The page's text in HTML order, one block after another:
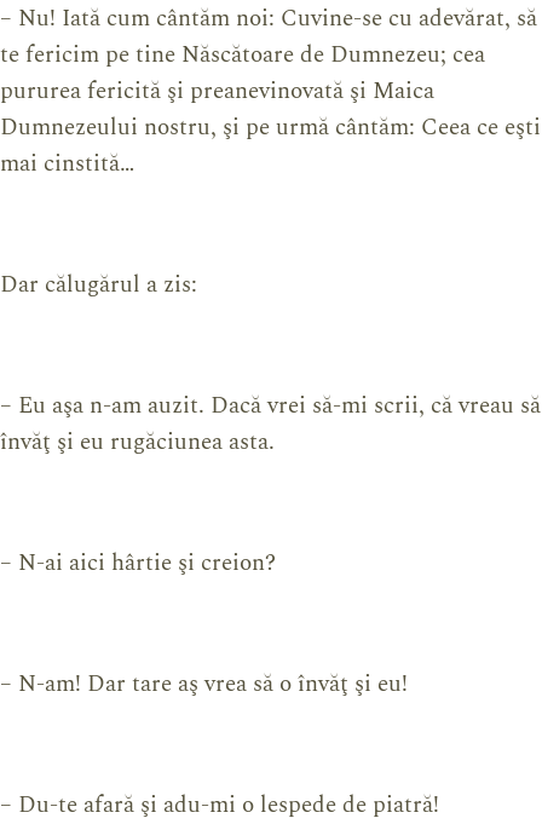
– Nu! Iată cum cântăm noi: Cuvine-se cu adevărat, să
te fericim pe tine Născătoare de Dumnezeu; cea
pururea fericită şi preanevinovată şi Maica
Dumnezeului nostru, şi pe urmă cântăm: Ceea ce eşti
mai cinstită…
Dar călugărul a zis:
– Eu aşa n-am auzit. Dacă vrei să-mi scrii, că vreau să
învăţ şi eu rugăciunea asta.
– N-ai aici hârtie şi creion?
– N-am! Dar tare aş vrea să o învăţ şi eu!
– Du-te afară şi adu-mi o lespede de piatră!